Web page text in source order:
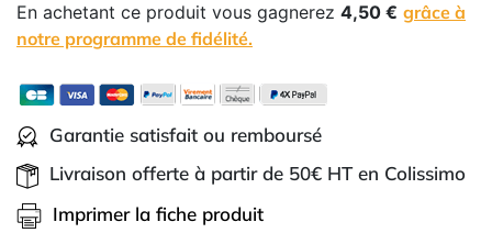
En achetant ce produit vous gagnerez 4,50 € grâce à
notre programme de fidélité.
Garantie satisfait ou remboursé
Livraison offerte à partir de 50€ HT en Colissimo
Imprimer la fiche produit